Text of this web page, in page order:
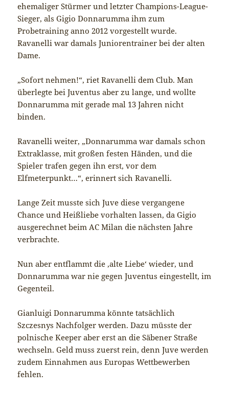
ehemaliger Stürmer und letzter Champions-League-
Sieger, als Gigio Donnarumma ihm zum
Probetraining anno 2012 vorgestellt wurde.
Ravanelli war damals Juniorentrainer bei der alten
Dame.
„Sofort nehmen!“, riet Ravanelli dem Club. Man
überlegte bei Juventus aber zu lange, und wollte
Donnarumma mit gerade mal 13 Jahren nicht
binden.
Ravanelli weiter, „Donnarumma war damals schon
Extraklasse, mit großen festen Händen, und die
Spieler trafen gegen ihn erst, vor dem
Elfmeterpunkt…“, erinnert sich Ravanelli.
Lange Zeit musste sich Juve diese vergangene
Chance und Heißliebe vorhalten lassen, da Gigio
ausgerechnet beim AC Milan die nächsten Jahre
verbrachte.
Nun aber entflammt die ‚alte Liebe‘ wieder, und
Donnarumma war nie gegen Juventus eingestellt, im
Gegenteil.
Gianluigi Donnarumma könnte tatsächlich
Szczesnys Nachfolger werden. Dazu müsste der
polnische Keeper aber erst an die Säbener Straße
wechseln. Geld muss zuerst rein, denn Juve werden
zudem Einnahmen aus Europas Wettbewerben
fehlen.